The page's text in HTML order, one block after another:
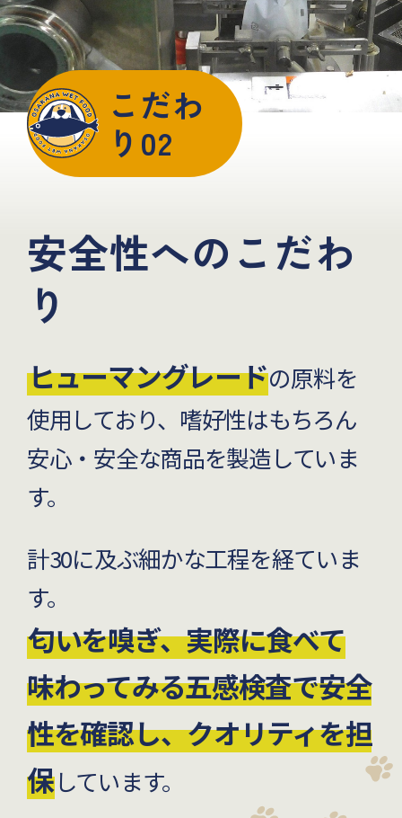
こだわ
り02
安全性へのこだわ
り
ヒューマングレードの原料を
使用しており、嗜好性はもちろん
安心・安全な商品を製造していま
す。
計30に及ぶ細かな工程を経ていま
す。
匂いを嗅ぎ、実際に食べて
味わってみる五感検査で安全
性を確認し、クオリティを担
保しています。